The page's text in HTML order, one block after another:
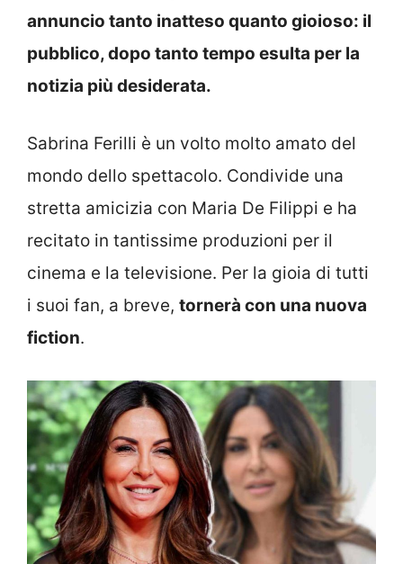
annuncio tanto inatteso quanto gioioso: il
pubblico, dopo tanto tempo esulta per la
notizia più desiderata.
Sabrina Ferilli è un volto molto amato del
mondo dello spettacolo. Condivide una
stretta amicizia con Maria De Filippi e ha
recitato in tantissime produzioni per il
cinema e la televisione. Per la gioia di tutti
i suoi fan, a breve, tornerà con una nuova
fiction.